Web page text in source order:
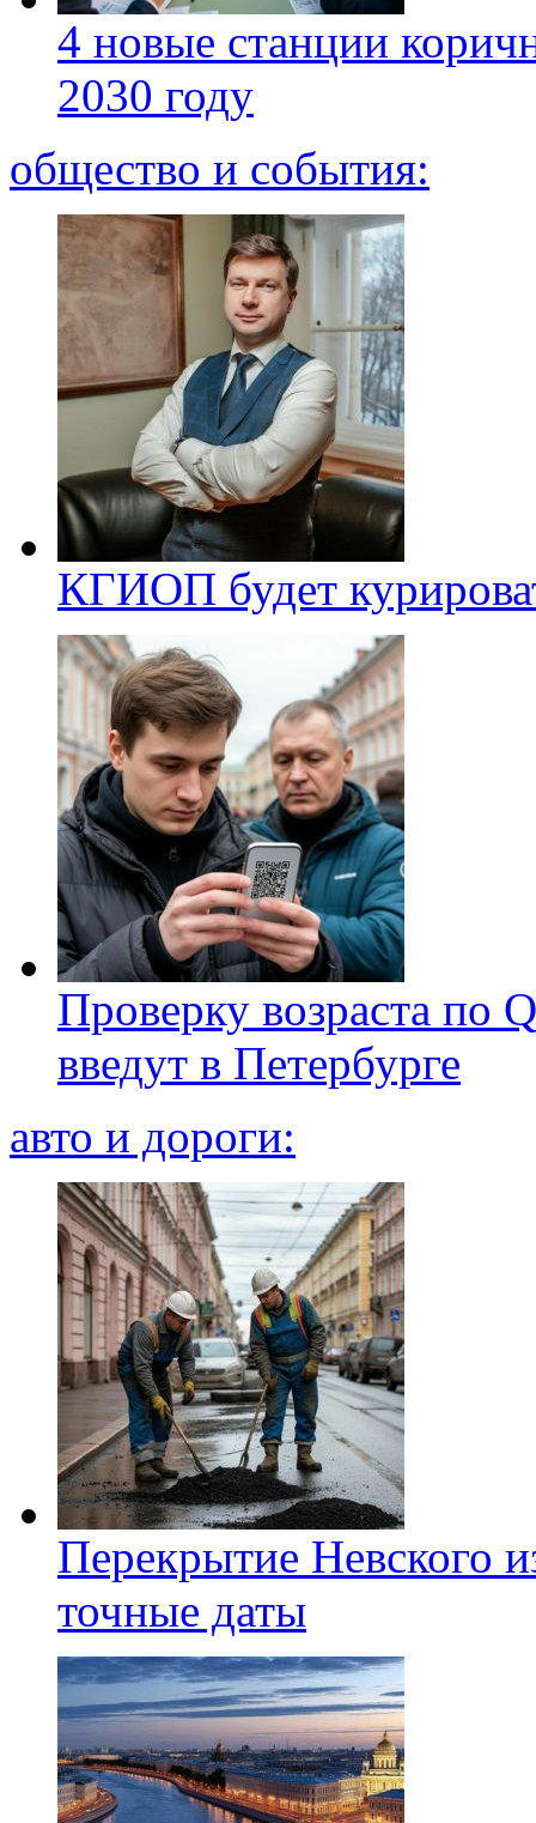
4 новые станции
2030 году
общество и события:
КГИОП будет
Проверку возраста по
введут в Петербурге
авто и дороги:
Перекрытие Невского
точные даты